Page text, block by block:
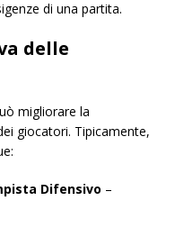
di una partita.
delle
migliorare la
giocatori. Tipicamente,
Difensivo –